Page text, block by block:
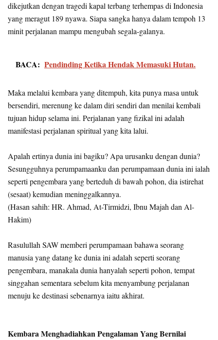
dikejutkan dengan tragedi kapal terbang terhempas di Indonesia
yang meragut 189 nyawa. Siapa sangka hanya dalam tempoh 13
minit perjalanan mampu mengubah segala-galanya.
BACA: Pendinding Ketika Hendak Memasuki Hutan.
Maka melalui kembara yang ditempuh, kita punya masa untuk
bersendiri, merenung ke dalam diri sendiri dan menilai kembali
tujuan hidup selama ini. Perjalanan yang fizikal ini adalah
manifestasi perjalanan spiritual yang kita lalui.
Apalah ertinya dunia ini bagiku? Apa urusanku dengan dunia?
Sesungguhnya perumpamaanku dan perumpamaan dunia ini ialah
seperti pengembara yang berteduh di bawah pohon, dia istirehat
(sesaat) kemudian meninggalkannya.
(Hasan sahih: HR. Ahmad, At-Tirmidzi, Ibnu Majah dan Al-
Hakim)
Rasulullah SAW memberi perumpamaan bahawa seorang
manusia yang datang ke dunia ini adalah seperti seorang
pengembara, manakala dunia hanyalah seperti pohon, tempat
singgahan sementara sebelum kita menyambung perjalanan
menuju ke destinasi sebenarnya iaitu akhirat.
Kembara Menghadiahkan Pengalaman Yang Bernilai